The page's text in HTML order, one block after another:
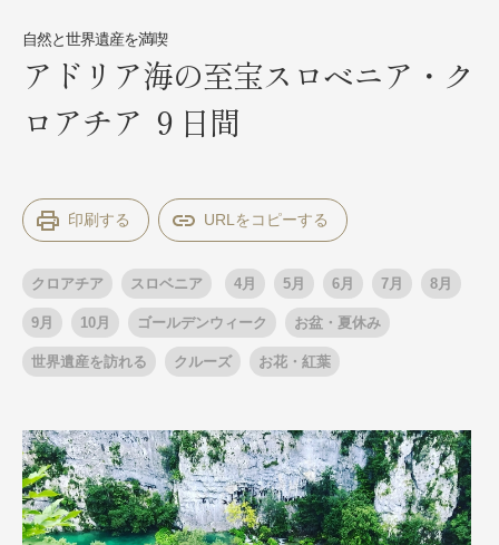
6月
7月 8月
9月
ゴールデンウィーク
お盆・夏休み
年末年始
ブランド
夢の休日 | 海外旅行
目的・テーマから探す
美術鑑賞
9月
10月 11月
12月
ブランド
夢の休日 煌
夢の休日 国内旅行
四季彩紀行
紅葉
花火
祭り
季節の風景
特別企画
ラグジュアリーバスでめぐる
自然と世界遺産を満喫
アドリア海の至宝スロベニア・ク
ロアチア ９日間
印刷する
クロアチア スロベニア 4月 5月 6月 7月 8月
9月 10月 ゴールデンウィーク お盆・夏休み
世界遺産を訪れる クルーズ お花・紅葉